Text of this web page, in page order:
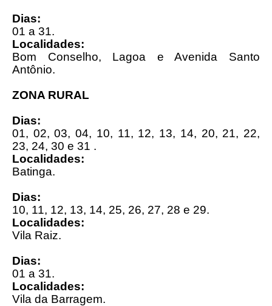
Dias:
01 a 31.
Localidades:
Bom Conselho, Lagoa e Avenida Santo
Antônio.
ZONA RURAL
Dias:
01, 02, 03, 04, 10, 11, 12, 13, 14, 20, 21, 22,
23, 24, 30 e 31 .
Localidades:
Batinga.
Dias:
10, 11, 12, 13, 14, 25, 26, 27, 28 e 29.
Localidades:
Vila Raiz.
Dias:
01 a 31.
Localidades:
Vila da Barragem.